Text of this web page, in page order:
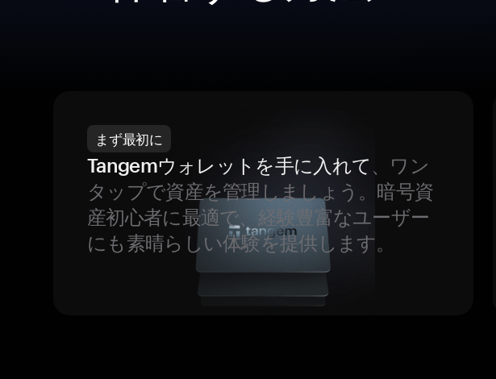
まず最初に
Tangemウォレットを手に入れて、ワン
タップで資産を管理しましょう。暗号資
産初心者に最適で、経験豊富なユーザー
にも素晴らしい体験を提供します。